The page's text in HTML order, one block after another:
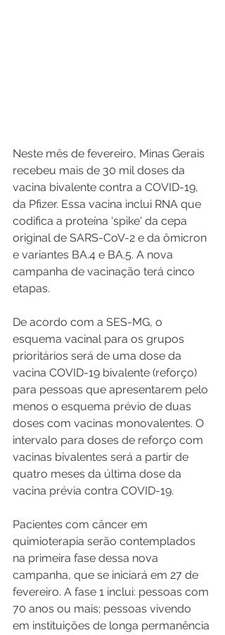
Neste mês de fevereiro, Minas Gerais
recebeu mais de 30 mil doses da
vacina bivalente contra a COVID-19,
da Pfizer. Essa vacina inclui RNA que
codifica a proteína 'spike' da cepa
original de SARS-CoV-2 e da ômicron
e variantes BA.4 e BA.5. A nova
campanha de vacinação terá cinco
etapas.
De acordo com a SES-MG, o
esquema vacinal para os grupos
prioritários será de uma dose da
vacina COVID-19 bivalente (reforço)
para pessoas que apresentarem pelo
menos o esquema prévio de duas
doses com vacinas monovalentes. O
intervalo para doses de reforço com
vacinas bivalentes será a partir de
quatro meses da última dose da
vacina prévia contra COVID-19.
Pacientes com câncer em
quimioterapia serão contemplados
na primeira fase dessa nova
campanha, que se iniciará em 27 de
fevereiro. A fase 1 inclui: pessoas com
70 anos ou mais; pessoas vivendo
em instituições de longa permanência